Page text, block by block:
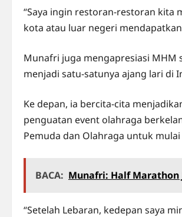
“Saya ingin restoran-restoran kita
kota atau luar negeri
Munafri juga mengapresiasi MHM
menjadi satu-satunya ajang lari di
Ke depan, ia bercita-cita
penguatan event olahraga
Pemuda dan Olahraga untuk
BACA: Munafri: Half Marathon
“Setelah Lebaran, kedepan saya